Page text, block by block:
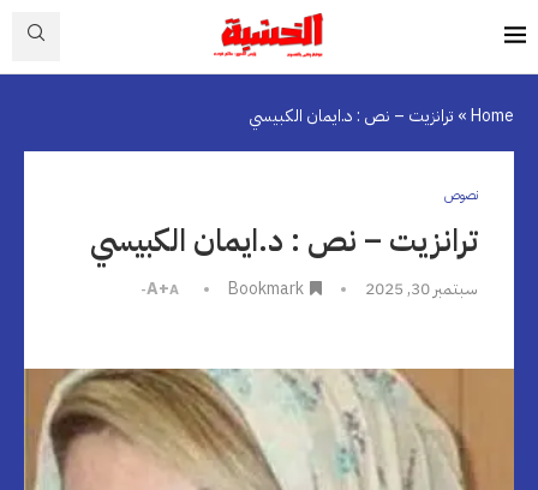
Home
» ترانزيت – نص : د.ايمان الكبيسي
نصوص
ترانزيت – نص : د.ايمان الكبيسي
سبتمبر 30, 2025 Bookmark
A+A-